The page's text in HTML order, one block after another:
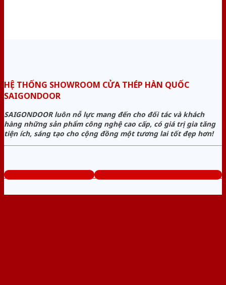
HỆ THỐNG SHOWROOM CỬA THÉP HÀN QUỐC
SAIGONDOOR
SAIGONDOOR luôn nỗ lực mang đến cho đối tác và khách
hàng những sản phẩm công nghệ cao cấp, có giá trị gia tăng
tiện ích, sáng tạo cho cộng đồng một tương lai tốt đẹp hơn!
www.cuathephanquoc.com Tổng đài tư vấn miễn phí: 0824.400.400